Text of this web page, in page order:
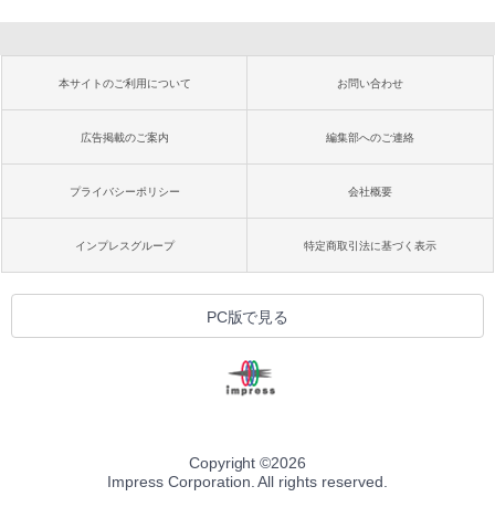
本サイトのご利用について お問い合わせ
広告掲載のご案内 編集部へのご連絡
プライバシーポリシー 会社概要
インプレスグループ 特定商取引法に基づく表示
PC版で見る
Copyright ©2026
Impress Corporation. All rights reserved.